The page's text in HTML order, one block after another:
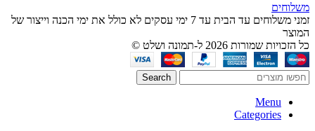
משלוחים
זמני משלוחים עד הבית עד 7 ימי עסקים לא כולל את ימי הכנה וייצור של
המוצר
כל הזכויות שמורות 2026 ל-תמונה ושלט ©
Search
Menu
Categories